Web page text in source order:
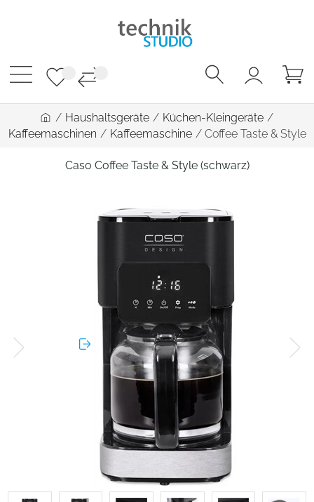
/ Haushaltsgeräte / Küchen-Kleingeräte /
Kaffeemaschinen / Kaffeemaschine / Coffee Taste & Style
Caso Coffee Taste & Style (schwarz)